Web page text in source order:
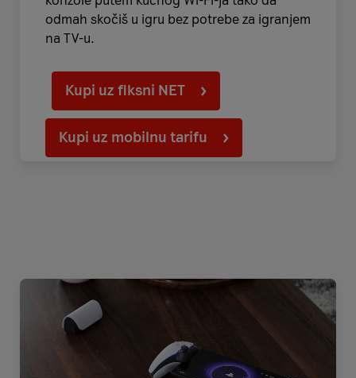
odmah skočiš u igru bez potrebe za igranjem
na TV-u.
Kupi uz fiksni NET
Kupi uz mobilnu tarifu